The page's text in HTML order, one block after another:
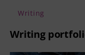
Writing
Writing